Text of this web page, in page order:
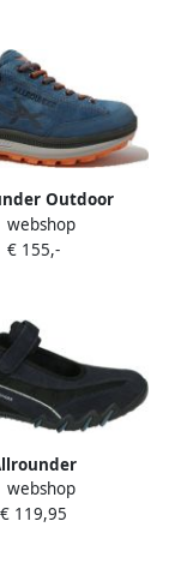
Outdoor
Silvretta TEX
Blauw 7½
webshop
€ 155,-
Blauw
webshop
€ 119,95